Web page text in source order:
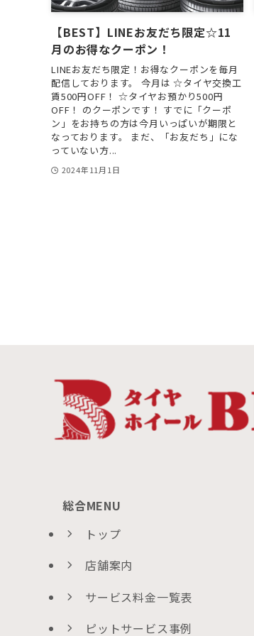
【BEST】LINEお友だち限定☆11
月のお得なクーポン！
LINEお友だち限定！お得なクーポンを毎月
配信しております。 今月は ☆タイヤ交換工
賃500円OFF！ ☆タイヤお預かり500円
OFF！ のクーポンです！ すでに「クーポ
ン」をお持ちの方は今月いっぱいが期限と
なっております。 まだ、「お友だち」にな
っていない方...
2024年11月1日
総合MENU
トップ
店舗案内
サービス料金一覧表
ピットサービス事例